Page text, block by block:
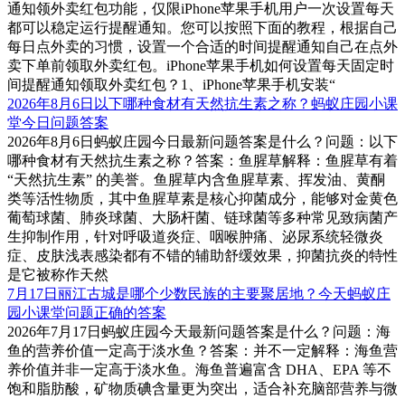
通知领外卖红包功能，仅限iPhone苹果手机用户一次设置每天
都可以稳定运行提醒通知。您可以按照下面的教程，根据自己
每日点外卖的习惯，设置一个合适的时间提醒通知自己在点外
卖下单前领取外卖红包。iPhone苹果手机如何设置每天固定时
间提醒通知领取外卖红包？1、iPhone苹果手机安装“
2026年8月6日以下哪种食材有天然抗生素之称？蚂蚁庄园小课
堂今日问题答案
2026年8月6日蚂蚁庄园今日最新问题答案是什么？问题：以下
哪种食材有天然抗生素之称？答案：鱼腥草解释：鱼腥草有着
“天然抗生素” 的美誉。鱼腥草内含鱼腥草素、挥发油、黄酮
类等活性物质，其中鱼腥草素是核心抑菌成分，能够对金黄色
葡萄球菌、肺炎球菌、大肠杆菌、链球菌等多种常见致病菌产
生抑制作用，针对呼吸道炎症、咽喉肿痛、泌尿系统轻微炎
症、皮肤浅表感染都有不错的辅助舒缓效果，抑菌抗炎的特性
是它被称作天然
7月17日丽江古城是哪个少数民族的主要聚居地？今天蚂蚁庄
园小课堂问题正确的答案
2026年7月17日蚂蚁庄园今天最新问题答案是什么？问题：海
鱼的营养价值一定高于淡水鱼？答案：并不一定解释：海鱼营
养价值并非一定高于淡水鱼。海鱼普遍富含 DHA、EPA 等不
饱和脂肪酸，矿物质碘含量更为突出，适合补充脑部营养与微